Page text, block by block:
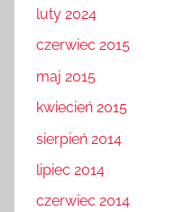
luty 2024
czerwiec 2015
maj 2015
kwiecień 2015
sierpień 2014
lipiec 2014
czerwiec 2014